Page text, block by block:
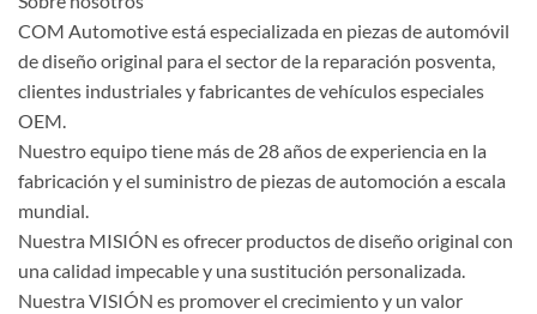
COM Automotive está especializada en piezas de automóvil
de diseño original para el sector de la reparación posventa,
clientes industriales y fabricantes de vehículos especiales
OEM.
Nuestro equipo tiene más de 28 años de experiencia en la
fabricación y el suministro de piezas de automoción a escala
mundial.
Nuestra MISIÓN es ofrecer productos de diseño original con
una calidad impecable y una sustitución personalizada.
Nuestra VISIÓN es promover el crecimiento y un valor